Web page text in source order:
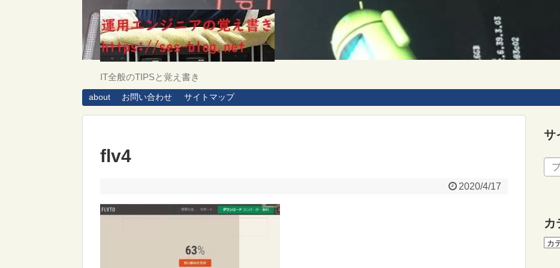
IT全般のTIPSと覚え書き
about お問い合わせ サイトマップ
flv4
2020/4/17
サ
カ